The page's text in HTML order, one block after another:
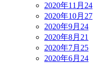
2020年11月 24
2020年10月 27
2020年9月 24
2020年8月 21
2020年7月 25
2020年6月 24